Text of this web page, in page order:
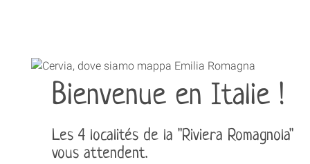
Bienvenue en Italie !
Les 4 localités de la "Riviera Romagnola"
vous attendent.